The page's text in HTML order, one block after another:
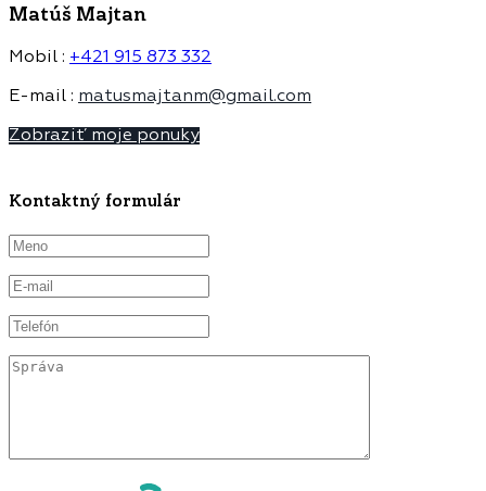
Matúš Majtan
Mobil : +421 915 873 332
E-mail : matusmajtanm@gmail.com
Zobraziť moje ponuky
Kontaktný formulár